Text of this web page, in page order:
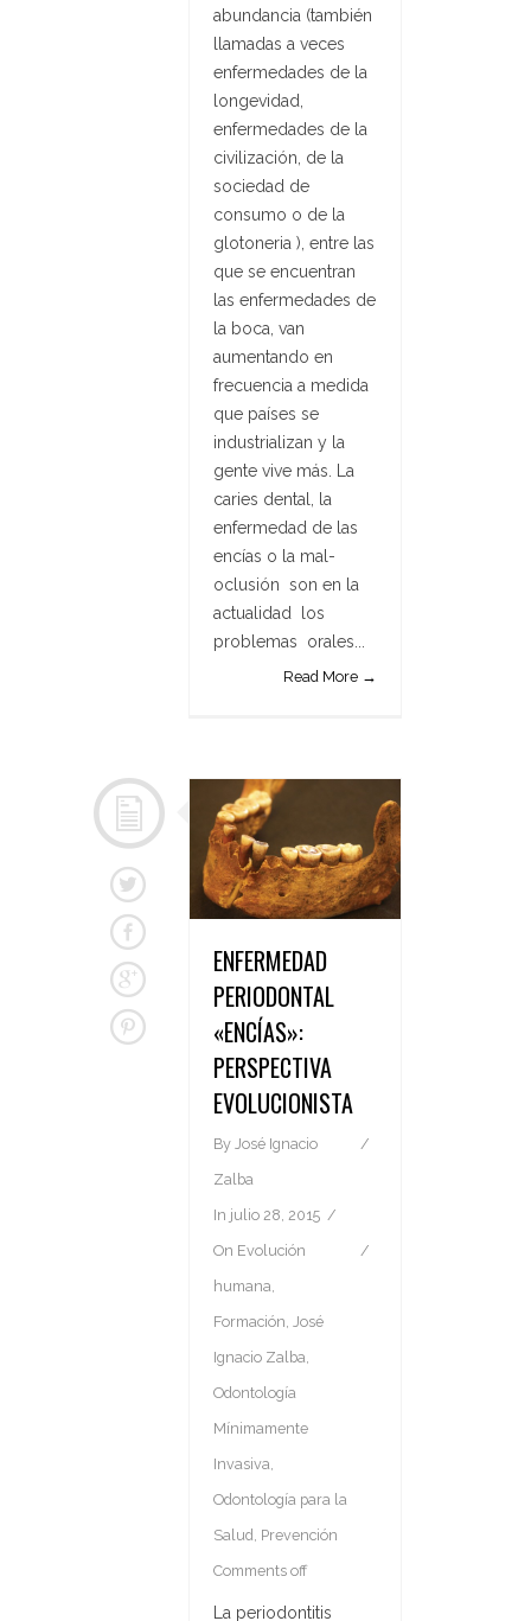
abundancia (también
llamadas a veces
enfermedades de la
longevidad,
enfermedades de la
civilización, de la
sociedad de
consumo o de la
glotoneria ), entre las
que se encuentran
las enfermedades de
la boca, van
aumentando en
frecuencia a medida
que países se
industrializan y la
gente vive más. La
caries dental, la
enfermedad de las
encías o la mal-
oclusión son en la
actualidad los
problemas orales...
Read More →
ENFERMEDAD
PERIODONTAL
«ENCÍAS»:
PERSPECTIVA
EVOLUCIONISTA
By José Ignacio
Zalba
In julio 28, 2015
On Evolución
humana,
Formación, José
Ignacio Zalba,
Odontología
Mínimamente
Invasiva,
Odontología para la
Salud, Prevención
Comments off
La periodontitis